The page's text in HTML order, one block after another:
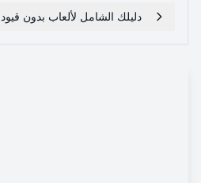
العب Funny Shooter 2: دليلك الشامل لألعاب بدون قيود